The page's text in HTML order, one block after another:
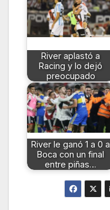
River aplastó a
Racing y lo dejó
preocupado
River le ganó 1 a 0 a
Boca con un final
entre piñas…